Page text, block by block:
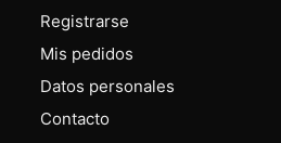
Registrarse
Mis pedidos
Datos personales
Contacto